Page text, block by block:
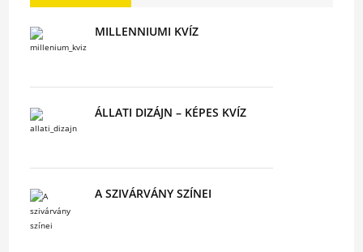
MILLENNIUMI KVÍZ
ÁLLATI DIZÁJN – KÉPES KVÍZ
A SZIVÁRVÁNY SZÍNEI